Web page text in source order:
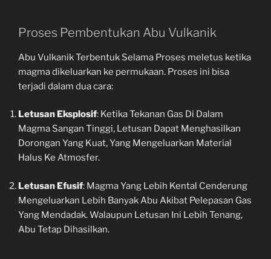
Proses Pembentukan Abu Vulkanik
Abu Vulkanik Terbentuk Selama Proses meletus ketika
magma dikeluarkan ke permukaan. Proses ini bisa
terjadi dalam dua cara:
Letusan Eksplosif: Ketika Tekanan Gas Di Dalam
Magma Sangan Tinggi, Letusan Dapat Menghasilkan
Dorongan Yang Kuat, Yang Mengeluarkan Material
Halus Ke Atmosfer.
Letusan Efusif: Magma Yang Lebih Kental Cenderung
Mengeluarkan Lebih Banyak Abu Akibat Pelepasan Gas
Yang Mendadak. Walaupun Letusan Ini Lebih Tenang,
Abu Tetap Dihasilkan.